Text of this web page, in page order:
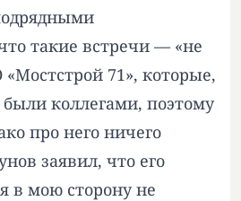
такие встречи — «не
71», которые,
были коллегами, поэтому
про него ничего
заявил, что его
в мою сторону не